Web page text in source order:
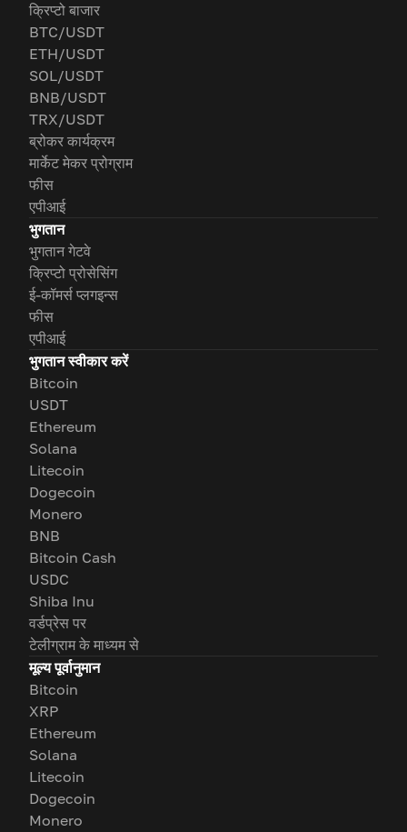
क्रिप्टो बाजार
BTC/USDT
ETH/USDT
SOL/USDT
BNB/USDT
TRX/USDT
ब्रोकर कार्यक्रम
मार्केट मेकर प्रोग्राम
फीस
एपीआई
भुगतान
भुगतान गेटवे
क्रिप्टो प्रोसेसिंग
ई-कॉमर्स प्लगइन्स
फीस
एपीआई
भुगतान स्वीकार करें
Bitcoin
USDT
Ethereum
Solana
Litecoin
Dogecoin
Monero
BNB
Bitcoin Cash
USDC
Shiba Inu
वर्डप्रेस पर
टेलीग्राम के माध्यम से
मूल्य पूर्वानुमान
Bitcoin
XRP
Ethereum
Solana
Litecoin
Dogecoin
Monero